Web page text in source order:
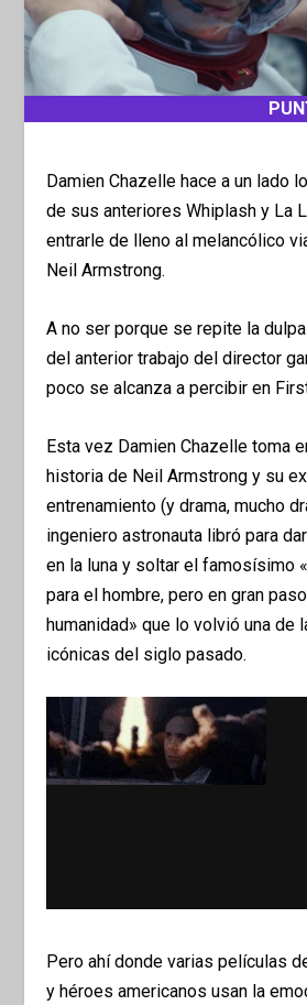
Damien Chazelle hace a un lado
de sus anteriores Whiplash y La
entrarle de lleno al melancólico
Neil Armstrong.
A no ser porque se repite la
del anterior trabajo del director
poco se alcanza a percibir en
Esta vez Damien Chazelle toma
historia de Neil Armstrong y su
entrenamiento (y drama, mucho
ingeniero astronauta libró para
en la luna y soltar el famosísimo
para el hombre, pero en gran
humanidad» que lo volvió una de
icónicas del siglo pasado.
Pero ahí donde varias películas
y héroes americanos usan la